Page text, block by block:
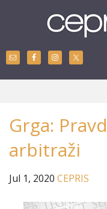
Grga:
arbitraži
Jul 1, 2020 CEPRIS